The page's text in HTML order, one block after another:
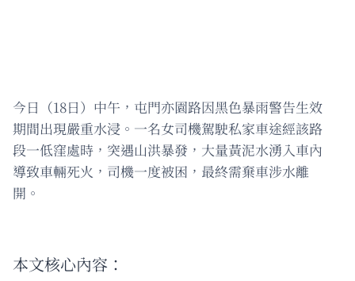
今日（18日）中午，屯門亦園路因黑色暴雨警告生效
期間出現嚴重水浸。一名女司機駕駛私家車途經該路
段一低窪處時，突遇山洪暴發，大量黃泥水湧入車內
導致車輛死火，司機一度被困，最終需棄車涉水離
開。
本文核心內容：